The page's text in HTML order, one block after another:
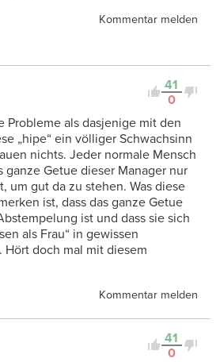
Kommentar melden
41
0
Probleme als dasjenige mit den
„hipe“ ein völliger Schwachsinn
nichts. Jeder normale Mensch
ganze Getue dieser Manager nur
um gut da zu stehen. Was diese
ist, dass das ganze Getue
ist und dass sie sich
als Frau“ in gewissen
doch mal mit diesem
Kommentar melden
41
0